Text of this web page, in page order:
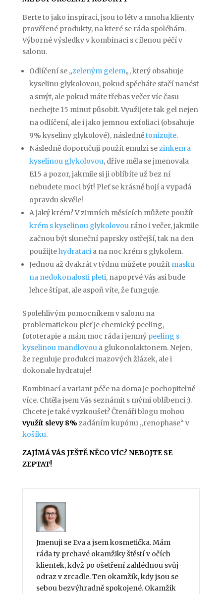
Berte to jako inspiraci, jsou to léty a mnoha klienty
prověřené produkty, na které se ráda spoléhám.
Výborné výsledky v kombinaci s cílenou péčí v
salonu.
Odlíčení se „zeleným gelem„, který obsahuje
kyselinu glykolovou, pokud spěcháte stačí nanést
a smýt, ale pokud máte třebas večer víc času
nechejte 15 minut působit. Využijete tak gel nejen
na odlíčení, ale i jako jemnou exfoliaci (obsahuje
9% kyseliny glykolové), následnětonizujte.
Následně doporučuji použít emulzi sezinkem a
kyselinou glykolovou, dříve měla se jmenovala
E15 a pozor, jakmile si ji oblíbíte už bez ní
nebudete moci být! Pleť se krásně hojí a vypadá
opravdu skvěle!
A jaký krém? V zimních měsících můžete použít
krém s kyselinou glykolovouráno i večer, jakmile
začnou být sluneční paprsky ostřejší, tak na den
použijtehydratacia na noc krém s glykolem.
Jednou až dvakrát v týdnu můžete použít masku
na nedokonalosti pleti, napoprvé Vás asi bude
lehce štípat, ale aspoň víte, že funguje.
Spolehlivým pomocníkem v salonu na
problematickou pleť je chemický peeling,
fototerapie a mám moc ráda i jemný peeling s
kyselinou mandlovoua glukonolaktonem. Nejen,
že reguluje produkci mazových žlázek, ale i
dokonale hydratuje!
Kombinací a variant péče na doma je pochopitelně
více. Chtěla jsem Vás seznámit s mými oblíbenci :).
Chcete je také vyzkoušet? Čtenáři blogu mohou
využít slevy 8% zadáním kupónu „renophase“ v
košíku.
ZAJÍMÁ VÁS JEŠTĚ NĚCO VÍC? NEBOJTE SE
ZEPTAT!
Jmenuji se Eva a jsem kosmetička. Mám
ráda ty prchavé okamžiky štěstí v očích
klientek, když po ošetření zahlédnou svůj
odraz v zrcadle. Ten okamžik, kdy jsou se
sebou bezvýhradně spokojené. Okamžik